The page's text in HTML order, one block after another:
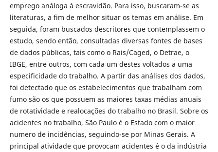
emprego análoga à escravidão. Para isso, buscaram-se as
literaturas, a fim de melhor situar os temas em análise. Em
seguida, foram buscados descritores que contemplassem o
estudo, sendo então, consultadas diversas fontes de bases
de dados públicas, tais como o Rais/Caged, o Detrae, o
IBGE, entre outros, com cada um destes voltados a uma
especificidade do trabalho. A partir das análises dos dados,
foi detectado que os estabelecimentos que trabalham com
fumo são os que possuem as maiores taxas médias anuais
de rotatividade e realocações do trabalho no Brasil. Sobre os
acidentes no trabalho, São Paulo é o Estado com o maior
numero de incidências, seguindo-se por Minas Gerais. A
principal atividade que provocam acidentes é o da indústria